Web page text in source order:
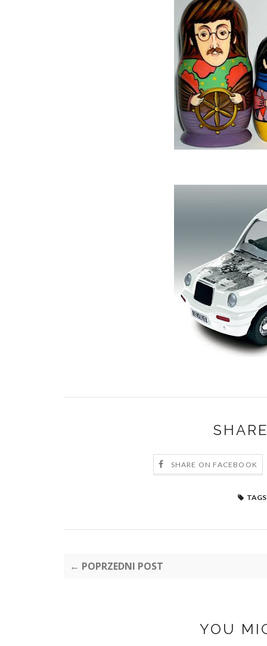
SHARE ON FACEBOOK
← POPRZEDNI POST
YOU